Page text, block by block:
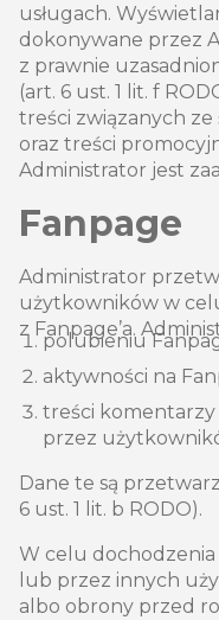
usługach.
dokonywane przez
z prawnie
(art. 6 ust. 1 lit. f
treści związanych ze
oraz treści
Administrator jest
Fanpage
Administrator
użytkowników w
z Fanpage’a.
polubieniu
aktywności na
treści komentarzy
przez
Dane te są
6 ust. 1 lit. b RODO).
W celu
lub przez innych
albo obrony przed